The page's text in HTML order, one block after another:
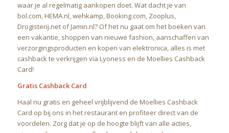
waar je al regelmatig aankopen doet. Wat dacht je van
bol.com, HEMA.nl, wehkamp, Booking.com, Zooplus,
Drogisterij.net of Jamin.nl? Of het nu gaat om het boeken van
een vakantie, shoppen van nieuwe fashion, aanschaffen van
verzorgingsproducten en kopen van elektronica, alles is met
cashback te verkrijgen via Lyoness en de Moellies Cashback
Card!
Gratis Cashback Card
Haal nu gratis en geheel vrijblijvend de Moellies Cashback
Card op bij ons in het restaurant en profiteer direct van de
voordelen. Zorg dat je op de hoogte blijft van alle acties,